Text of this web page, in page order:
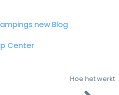
newBlog
Center
Hoe het werkt